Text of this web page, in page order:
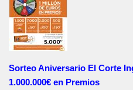
Sorteo Aniversario El Corte
1.000.000€ en Premios